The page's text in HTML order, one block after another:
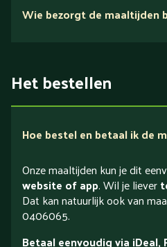
Wie bezorgt de maaltijden
Het bestellen
Hoe bestel en betaal ik de
Onze maaltijden kun je dit
website of app. Wil je liever
Dat kan natuurlijk ook van
0406065.
Betaal eenvoudig via iDeal,